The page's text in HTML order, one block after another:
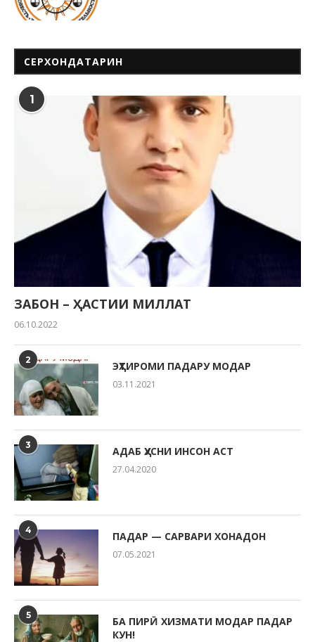
СЕРХОНДАТАРИН
1
ЗАБОН – ҲАСТИИ МИЛЛАТ
06.10.2022
2 ЭҲТИРОМИ ПАДАРУ МОДАР
03.11.2021
3 АДАБ ҲУСНИ ИНСОН АСТ
27.04.2020
4 ПАДАР — САРВАРИ ХОНАДОН
07.05.2021
5
БА ПИРӢ ХИЗМАТИ МОДАР ПАДАР
КУН!